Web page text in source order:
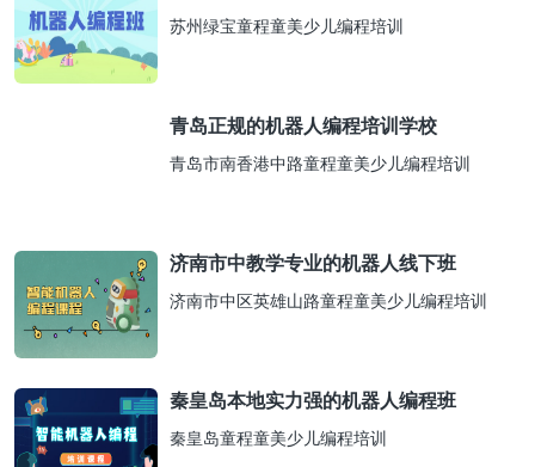
苏州绿宝童程童美少儿编程培训
青岛正规的机器人编程培训学校
青岛市南香港中路童程童美少儿编程培训
济南市中教学专业的机器人线下班
济南市中区英雄山路童程童美少儿编程培训
秦皇岛本地实力强的机器人编程班
秦皇岛童程童美少儿编程培训